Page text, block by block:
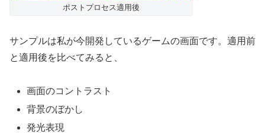
ポストプロセス適用後
サンプルは私が今開発しているゲームの画面です。適用前
と適用後を比べてみると、
画面のコントラスト
背景のぼかし
発光表現